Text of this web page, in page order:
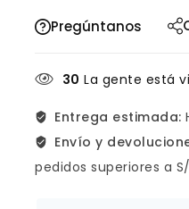
Pregúntanos
30 La gente está
Entrega estimada:
Envío y
pedidos superiores a